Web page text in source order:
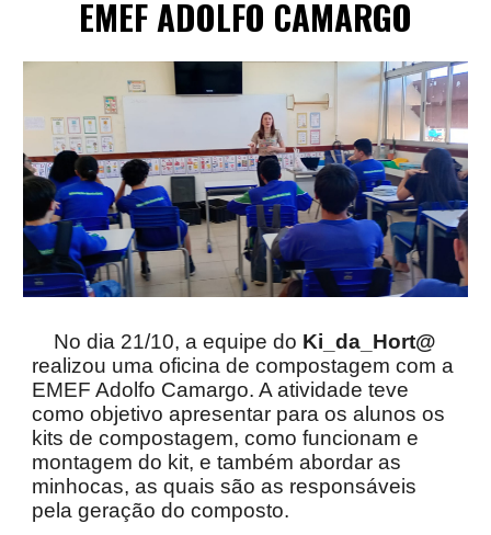
EMEFADOLFO CAMARGO
No dia 21/10, a equipe do Ki_da_Hort@
realizou uma oficina de compostagem com a
EMEF Adolfo Camargo. A atividade teve
como objetivo apresentar para os alunos os
kits de compostagem, como funcionam e
montagem do kit, e também abordar as
minhocas, as quais são as responsáveis
pela geração do composto.